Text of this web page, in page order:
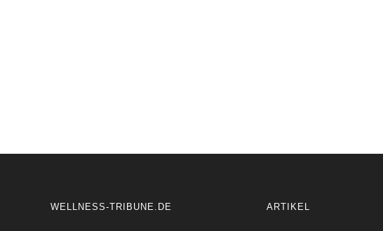
WELLNESS-TRIBUNE.DE ARTIKEL